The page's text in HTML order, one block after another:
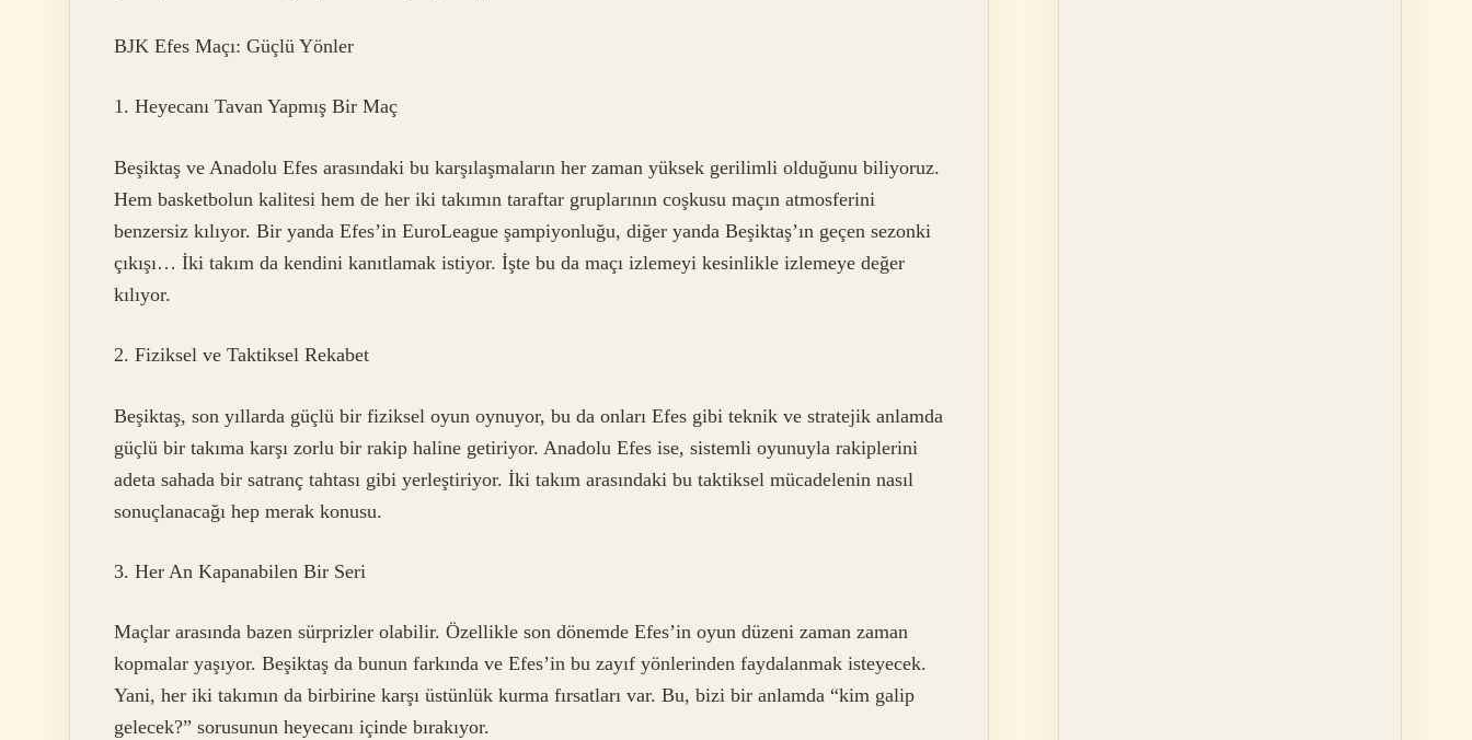
BJK Efes Maçı: Güçlü Yönler
1. Heyecanı Tavan Yapmış Bir Maç
Beşiktaş ve Anadolu Efes arasındaki bu karşılaşmaların her zaman yüksek gerilimli olduğunu biliyoruz.
Hem basketbolun kalitesi hem de her iki takımın taraftar gruplarının coşkusu maçın atmosferini
benzersiz kılıyor. Bir yanda Efes’in EuroLeague şampiyonluğu, diğer yanda Beşiktaş’ın geçen sezonki
çıkışı… İki takım da kendini kanıtlamak istiyor. İşte bu da maçı izlemeyi kesinlikle izlemeye değer
kılıyor.
2. Fiziksel ve Taktiksel Rekabet
Beşiktaş, son yıllarda güçlü bir fiziksel oyun oynuyor, bu da onları Efes gibi teknik ve stratejik anlamda
güçlü bir takıma karşı zorlu bir rakip haline getiriyor. Anadolu Efes ise, sistemli oyunuyla rakiplerini
adeta sahada bir satranç tahtası gibi yerleştiriyor. İki takım arasındaki bu taktiksel mücadelenin nasıl
sonuçlanacağı hep merak konusu.
3. Her An Kapanabilen Bir Seri
Maçlar arasında bazen sürprizler olabilir. Özellikle son dönemde Efes’in oyun düzeni zaman zaman
kopmalar yaşıyor. Beşiktaş da bunun farkında ve Efes’in bu zayıf yönlerinden faydalanmak isteyecek.
Yani, her iki takımın da birbirine karşı üstünlük kurma fırsatları var. Bu, bizi bir anlamda “kim galip
gelecek?” sorusunun heyecanı içinde bırakıyor.